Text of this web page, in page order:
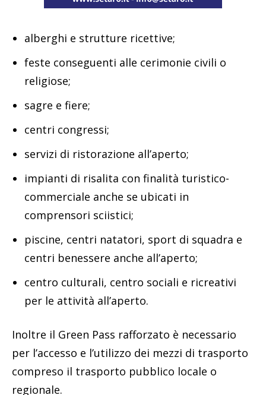
alberghi e strutture ricettive;
feste conseguenti alle cerimonie civili o
religiose;
sagre e fiere;
centri congressi;
servizi di ristorazione all’aperto;
impianti di risalita con finalità turistico-
commerciale anche se ubicati in
comprensori sciistici;
piscine, centri natatori, sport di squadra e
centri benessere anche all’aperto;
centro culturali, centro sociali e ricreativi
per le attività all’aperto.
Inoltre il Green Pass rafforzato è necessario
per l’accesso e l’utilizzo dei mezzi di trasporto
compreso il trasporto pubblico locale o
regionale.